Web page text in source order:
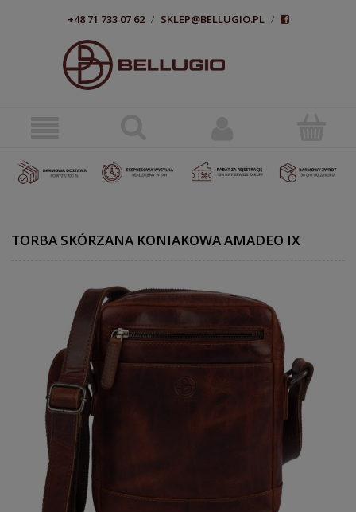
+48 71 733 07 62 / SKLEP@BELLUGIO.PL /
TORBA SKÓRZANA KONIAKOWA AMADEO IX